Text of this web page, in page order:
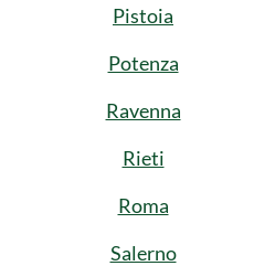
Pistoia
Potenza
Ravenna
Rieti
Roma
Salerno